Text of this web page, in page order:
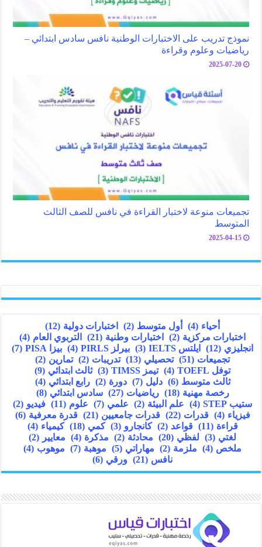
نموذج تدريب على الاختبارات الوطنية نافس سادس ابتدائي –
رياضيات وعلوم وقراءة
2025-07-20
تجميعات منوعة لاختبار القراءة في نافس للصف الثالث
المتوسط
2025-04-15
أحياء (4) أول متوسط (2) اختبارات دولية (12)
اختبارات مركزية (2) اختبارات وطنية (21) التربوي العام (4)
انجليزي (12) ايلتس IELTS (3) بيرلز PIRLS (4) بيزا PISA
(7)
تجميعات (51) تحصيلي (13) تدريبات (2) تمارين (2)
توفل TOEFL
(4) تيمز TIMSS (3) ثالث ابتدائي (9)
ثالث متوسط (6) دليل (7) دورة (2) رابع ابتدائي (4)
رخصة مهنية (18) رياضيات (27) سادس ابتدائي (8)
ستيب STEP
(4) علم البيئة (2) علمي (7) علوم (11) فيديو (2)
فيزياء (4) قدرات (22) قدرات جامعيين (21) قدرة معرفية (6)
قراءة (11) قواعد (2) كانجارو (3) كمي (18) كيمياء (4)
لغتي (3) لفظي (20) محادثة (2) مذكرة (4) معايير (2)
ملخص (4) ملزمة (2) مهاراتي (5) موهبة (7) موهوب (4)
نافس (21) ورقي (6)